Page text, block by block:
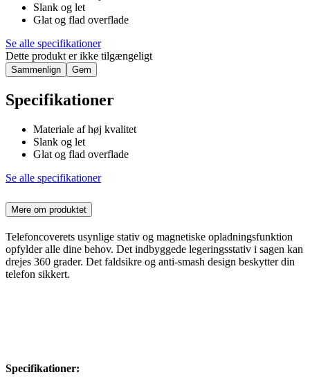
Slank og let
Glat og flad overflade
Se alle specifikationer
Dette produkt er ikke tilgængeligt
Sammenlign Gem
Specifikationer
Materiale af høj kvalitet
Slank og let
Glat og flad overflade
Se alle specifikationer
Mere om produktet
Telefoncoverets usynlige stativ og magnetiske opladningsfunktion
opfylder alle dine behov. Det indbyggede legeringsstativ i sagen kan
drejes 360 grader. Det faldsikre og anti-smash design beskytter din
telefon sikkert.
Specifikationer: